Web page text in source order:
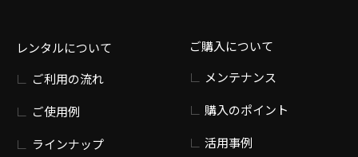
レンタルについて
ご利用の流れ
ご使用例
ラインナップ
ご購入について
メンテナンス
購入のポイント
活用事例